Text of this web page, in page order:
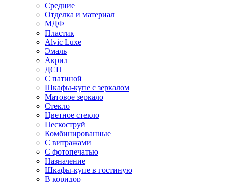
Средние
Отделка и материал
МДФ
Пластик
Alvic Luxe
Эмаль
Акрил
ДСП
С патиной
Шкафы-купе с зеркалом
Матовое зеркало
Стекло
Цветное стекло
Пескоструй
Комбинированные
С витражами
С фотопечатью
Назначение
Шкафы-купе в гостиную
В коридор